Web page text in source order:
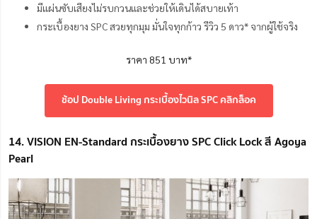
มีแผ่นซับเสียงไม่รบกวนและช่วยให้เดินได้สบายเท้า
กระเบื้องยาง SPC สวยทุกมุม มั่นใจทุกก้าว รีวิว 5 ดาว* จากผู้ใช้จริง
ราคา 851 บาท*
ช้อป Double Living กระเบื้องไวนิล SPC คลิกล็อค
14. VISION EN-Standard กระเบื้องยาง SPC Click Lock สี Agoya
Pearl